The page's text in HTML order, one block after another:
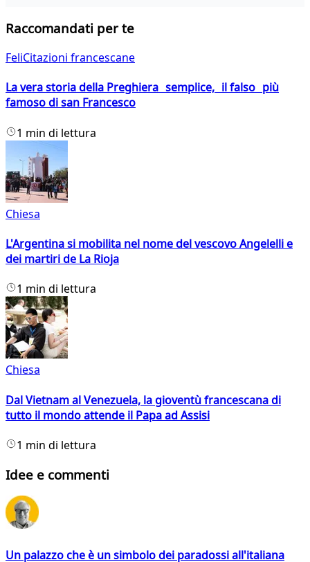
Raccomandati per te
FeliCitazioni francescane
La vera storia della Preghiera semplice, il falso più
famoso di san Francesco
1 min di lettura
Chiesa
L'Argentina si mobilita nel nome del vescovo Angelelli e
dei martiri de La Rioja
1 min di lettura
Chiesa
Dal Vietnam al Venezuela, la gioventù francescana di
tutto il mondo attende il Papa ad Assisi
1 min di lettura
Idee e commenti
Un palazzo che è un simbolo dei paradossi all'italiana